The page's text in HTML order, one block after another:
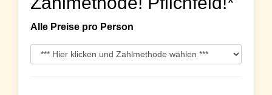
Alle Preise pro Person